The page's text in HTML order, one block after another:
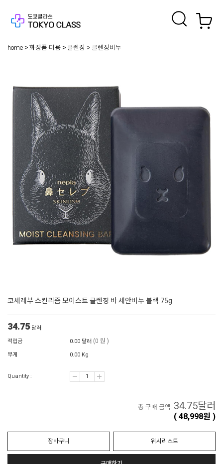
home 화장품·미용 클렌징 클렌징비누
코세레부 스킨리즘 모이스트 클렌징 바 세안비누 블랙 75g
34.75 달러
적립금
0.00 달러 (0 원 )
무게 0.00 Kg
Quantity :
총 구매 금액: 34.75달러
(48,998원 )
장바구니 위시리스트